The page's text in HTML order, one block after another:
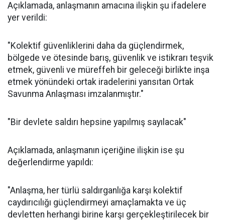
Açıklamada, anlaşmanın amacına ilişkin şu ifadelere
yer verildi:
"Kolektif güvenliklerini daha da güçlendirmek,
bölgede ve ötesinde barış, güvenlik ve istikrarı teşvik
etmek, güvenli ve müreffeh bir geleceği birlikte inşa
etmek yönündeki ortak iradelerini yansıtan Ortak
Savunma Anlaşması imzalanmıştır."
"Bir devlete saldırı hepsine yapılmış sayılacak"
Açıklamada, anlaşmanın içeriğine ilişkin ise şu
değerlendirme yapıldı:
"Anlaşma, her türlü saldırganlığa karşı kolektif
caydırıcılığı güçlendirmeyi amaçlamakta ve üç
devletten herhangi birine karşı gerçekleştirilecek bir